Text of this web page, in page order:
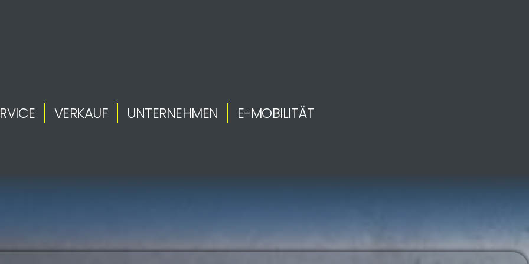
VERKAUF UNTERNEHMEN E-MOBILITÄT
.